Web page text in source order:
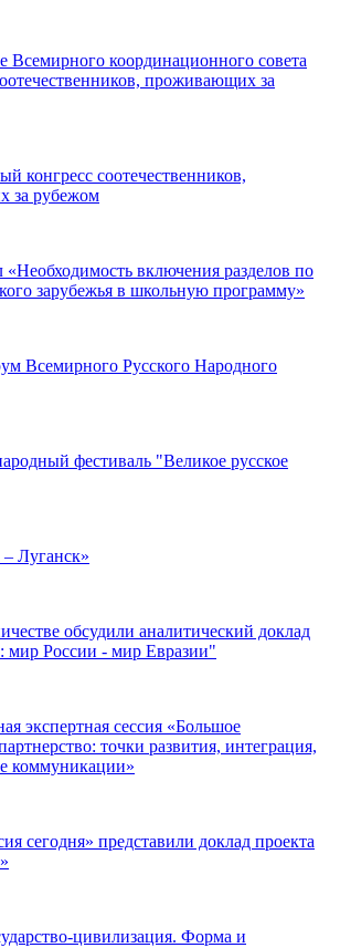
Всемирного координационного совета
проживающих за
конгресс соотечественников,
за рубежом
«Необходимость включения разделов по
зарубежья в школьную программу»
Всемирного Русского Народного
фестиваль "Великое русское
– Луганск»
обсудили аналитический доклад
мир России - мир Евразии"
экспертная сессия «Большое
точки развития, интеграция,
коммуникации»
сегодня» представили доклад проекта
цивилизация. Форма и